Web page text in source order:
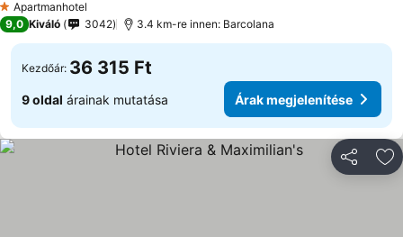
1 Kategória
Apartmanhotel
9,0 Kiváló 3042 3.4 km-re innen: Barcolana
Kezdőár: 36 315 Ft
9 oldal árainak mutatása Árak megjelenítése